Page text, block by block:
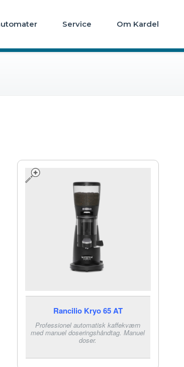
Service Om Kardel
Rancilio Kryo 65 AT
Professionel automatisk kaffekværn
med manuel doseringshåndtag. Manuel
doser.